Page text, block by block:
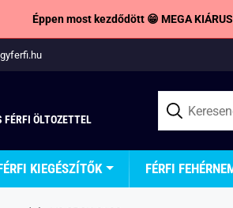
Éppen most kezdődött 😁 MEGA
FÉRFI ÖLTOZETTEL
KIEGÉSZÍTŐK FÉRFI